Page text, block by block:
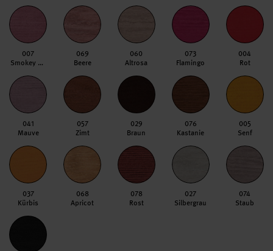
007
Smokey Berry
069
Beere
060
Altrosa
073
Flamingo
004
Rot
041
Mauve
057
Zimt
029
Braun
076
Kastanie
005
Senf
037
Kürbis
068
Apricot
078
Rost
027
Silbergrau
074
Staub